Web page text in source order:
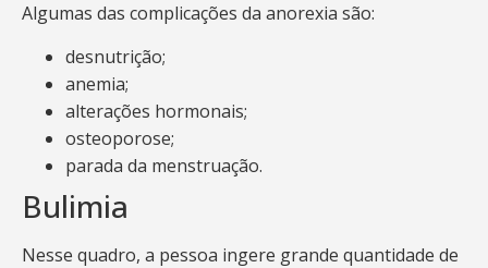
Algumas das complicações da anorexia são:
desnutrição;
anemia;
alterações hormonais;
osteoporose;
parada da menstruação.
Bulimia
Nesse quadro, a pessoa ingere grande quantidade de